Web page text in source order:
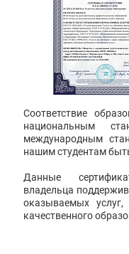
Соответствие
национальным
международным
нашим студентам
Данные
владельца
оказываемых
качественного